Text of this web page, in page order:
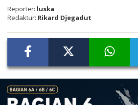
Reporter: luska
Redaktur: Rikard Djegadut